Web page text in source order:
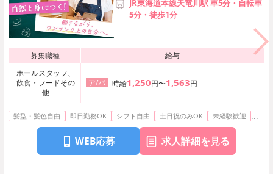
JR東海道本線天竜川駅 車5分・自転車
5分・徒歩1分
募集職種
給与
ホールスタッフ、
飲食・フードその
他
ア/パ 時給1,250円〜1,563円
髪型・髪色自由 即日勤務OK シフト自由 土日祝のみOK 未経験歓迎 ...
WEB応募 求人詳細を見る